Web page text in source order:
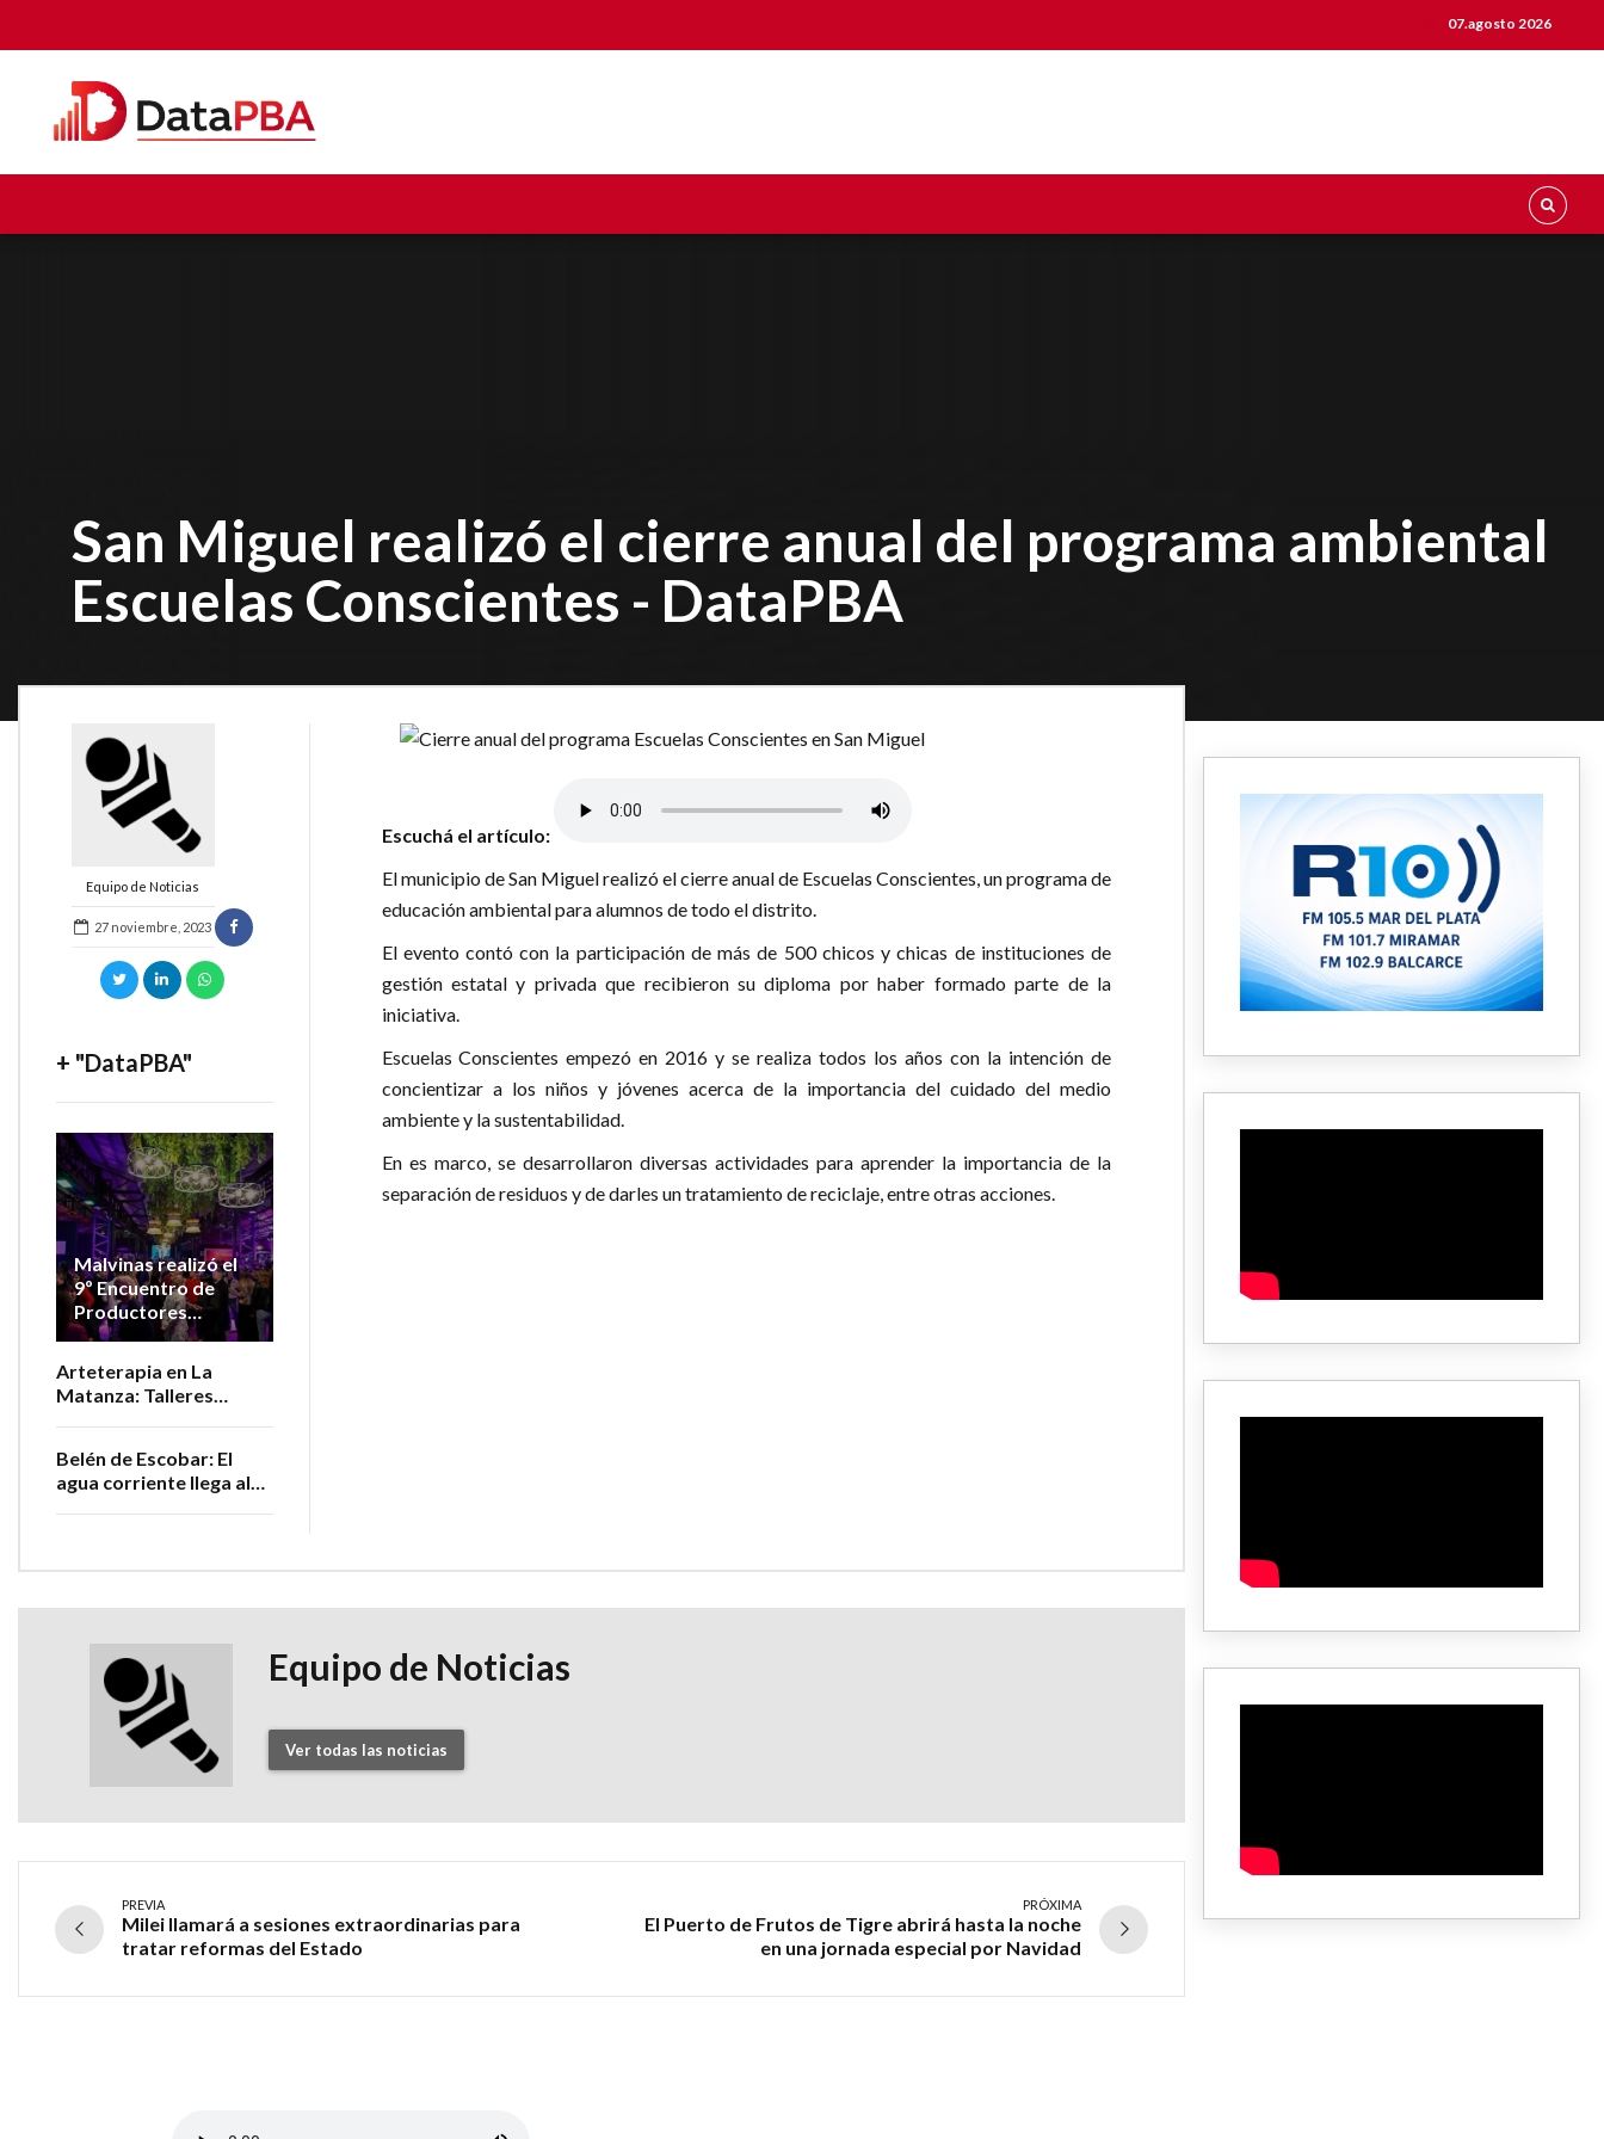
07.agosto 2026
San Miguel realizó el cierre anual del programa ambiental
Escuelas Conscientes - DataPBA
Equipo de Noticias
27 noviembre, 2023
+ "DataPBA"
Malvinas realizó el
9º Encuentro de
Productores
Vitivinícolas de la
Arteterapia en La
Matanza: Talleres
Belén de Escobar: El
agua corriente llega al
Escuchá el artículo:
El municipio de San Miguel realizó el cierre anual de Escuelas Conscientes, un programa de
educación ambiental para alumnos de todo el distrito.
El evento contó con la participación de más de 500 chicos y chicas de instituciones de
gestión estatal y privada que recibieron su diploma por haber formado parte de la
iniciativa.
Escuelas Conscientes empezó en 2016 y se realiza todos los años con la intención de
concientizar a los niños y jóvenes acerca de la importancia del cuidado del medio
ambiente y la sustentabilidad.
En es marco, se desarrollaron diversas actividades para aprender la importancia de la
separación de residuos y de darles un tratamiento de reciclaje, entre otras acciones.
Equipo de Noticias
Ver todas las noticias
PREVIA
Milei llamará a sesiones extraordinarias para
tratar reformas del Estado
PRÓXIMA
El Puerto de Frutos de Tigre abrirá hasta la noche
en una jornada especial por Navidad